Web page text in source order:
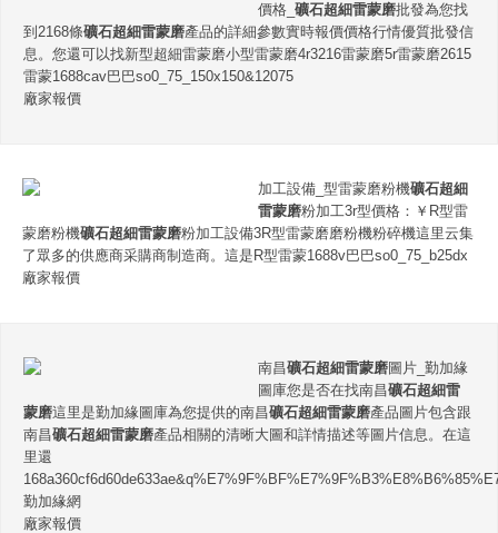
價格_礦石超細雷蒙磨批發為您找
到2168條礦石超細雷蒙磨產品的詳細參數實時報價價格行情優質批發信
息。您還可以找新型超細雷蒙磨小型雷蒙磨4r3216雷蒙磨5r雷蒙磨2615
雷蒙1688cav巴巴so0_75_150x150&12075
廠家報價
加工設備_型雷蒙磨粉機礦石超細
雷蒙磨粉加工3r型價格：￥R型雷
蒙磨粉機礦石超細雷蒙磨粉加工設備3R型雷蒙磨磨粉機粉碎機這里云集
了眾多的供應商采購商制造商。這是R型雷蒙1688v巴巴so0_75_b25dx
廠家報價
南昌礦石超細雷蒙磨圖片_勤加緣
圖庫您是否在找南昌礦石超細雷
蒙磨這里是勤加緣圖庫為您提供的南昌礦石超細雷蒙磨產品圖片包含跟
南昌礦石超細雷蒙磨產品相關的清晰大圖和詳情描述等圖片信息。在這
里還
勤加緣網
廠家報價